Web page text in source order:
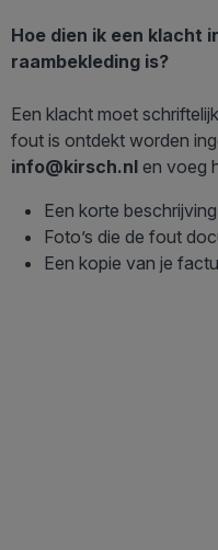
Hoe dien ik een klacht
raambekleding is?
Een klacht moet
fout is ontdekt worden
info@kirsch.nl en voeg
Een korte
Foto’s die de fout
Een kopie van je